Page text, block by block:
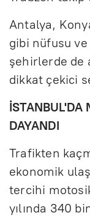
Antalya,
gibi nüfusu
şehirlerde de
dikkat çekici
İSTANBUL'DA
DAYANDI
Trafikten
ekonomik
tercihi
yılında 340